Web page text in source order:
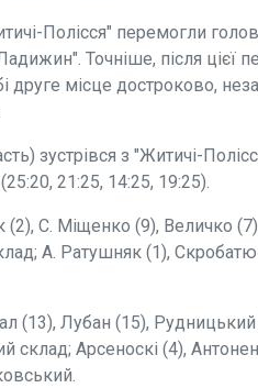
Полісся" перемогли
Точніше, після цієї
друге місце достроково,
зустрівся з "Житичі-
21:25, 14:25, 19:25).
С. Міщенко (9), Величко
А. Ратушняк (1),
(13), Лубан (15),
склад; Арсеноскі (4),